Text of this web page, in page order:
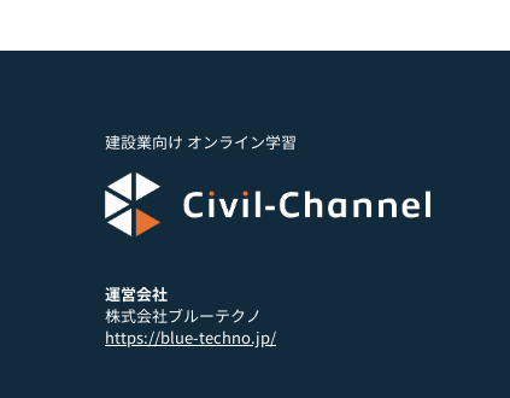
建設業向け オンライン学習
運営会社
株式会社ブルーテクノ
https://blue-techno.jp/